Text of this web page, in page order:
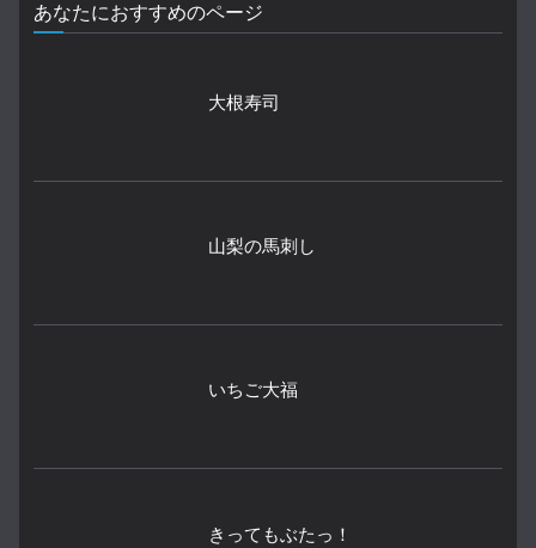
あなたにおすすめのページ
大根寿司
山梨の馬刺し
いちご大福
きってもぶたっ！